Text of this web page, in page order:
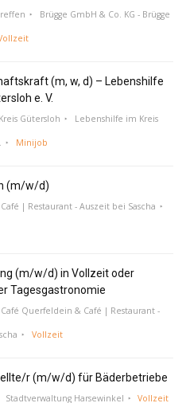
Brügge GmbH & Co. KG - Brügge
(m, w, d) – Lebenshilfe
e. V.
Gütersloh Lebenshilfe im Kreis
Minijob
(m/w/d)
Café | Restaurant - Auszeit bei Sascha
(m/w/d) in Vollzeit oder
Tagesgastronomie
Café Querfeldein & Café | Restaurant -
Vollzeit
r (m/w/d) für Bäderbetriebe
Stadtverwaltung Harsewinkel Vollzeit